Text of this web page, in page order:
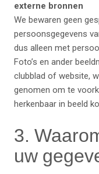
externe bronnen
We bewaren geen
persoonsgegevens
dus alleen met
Foto’s en ander
clubblad of website,
genomen om te
herkenbaar in beeld
3.
uw